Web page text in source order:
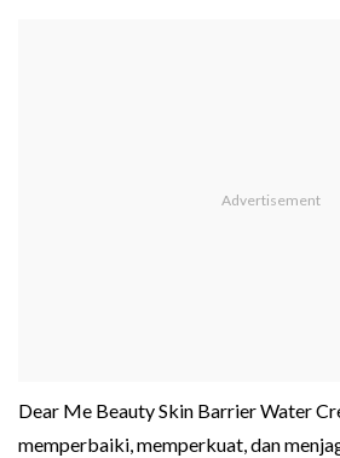
Dear Me Beauty Skin Barrier Water
memperbaiki, memperkuat, dan